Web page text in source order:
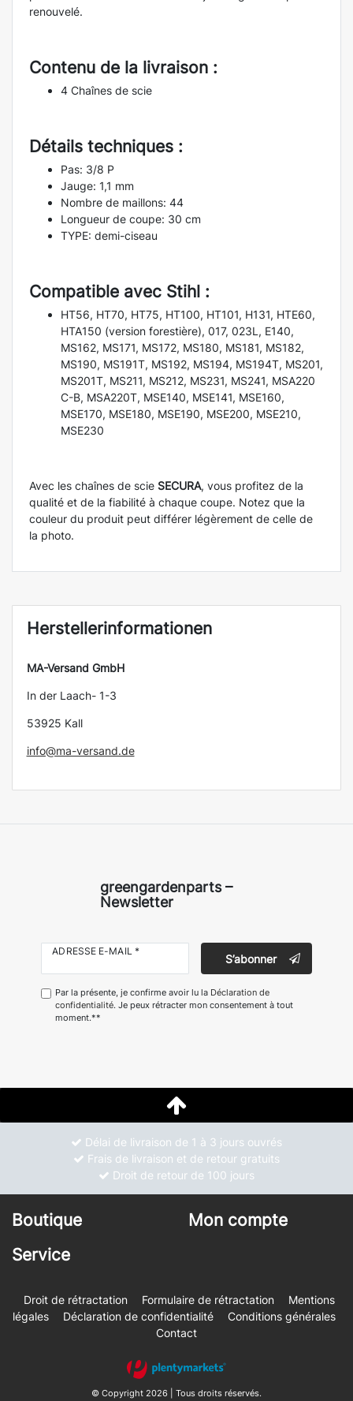
renouvelé.
Contenu de la livraison :
4 Chaînes de scie
Détails techniques :
Pas: 3/8 P
Jauge: 1,1 mm
Nombre de maillons: 44
Longueur de coupe: 30 cm
TYPE: demi-ciseau
Compatible avec Stihl :
HT56, HT70, HT75, HT100, HT101, H131, HTE60,
HTA150 (version forestière), 017, 023L, E140,
MS162, MS171, MS172, MS180, MS181, MS182,
MS190, MS191T, MS192, MS194, MS194T, MS201,
MS201T, MS211, MS212, MS231, MS241, MSA220
C-B, MSA220T, MSE140, MSE141, MSE160,
MSE170, MSE180, MSE190, MSE200, MSE210,
MSE230
Avec les chaînes de scie SECURA, vous profitez de la
qualité et de la fiabilité à chaque coupe. Notez que la
couleur du produit peut différer légèrement de celle de
la photo.
Herstellerinformationen
MA-Versand GmbH
In der Laach- 1-3
53925 Kall
info@ma-versand.de
greengardenparts –
Newsletter
ADRESSE E-MAIL *
S’abonner
Par la présente, je confirme avoir lu la Déclaration de
confidentialité. Je peux rétracter mon consentement à tout
moment.**
Délai de livraison de 1 à 3 jours ouvrés
Frais de livraison et de retour gratuits
Droit de retour de 100 jours
Boutique
Mon compte
Service
Droit de rétractation Formulaire de rétractation
Mentions
légales
Déclaration de confidentialité
Conditions générales
Contact
© Copyright 2026 | Tous droits réservés.